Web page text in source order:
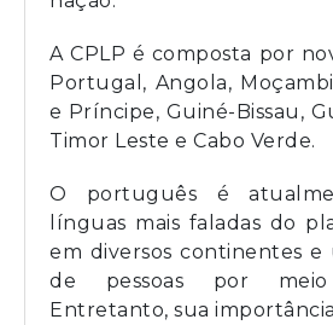
A CPLP é composta por
Portugal, Angola,
e Príncipe, Guiné-Bissau,
Timor Leste e Cabo Verde.
O português é
línguas mais faladas do
em diversos continentes e
de pessoas por
Entretanto, sua